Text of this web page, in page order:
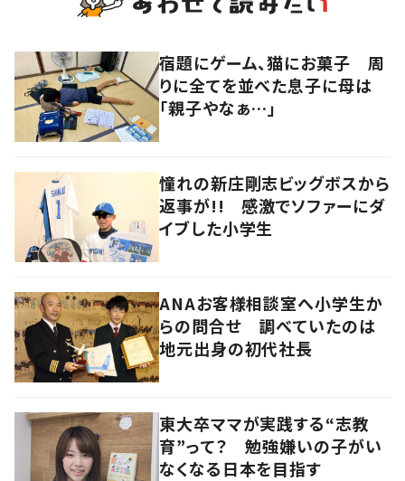
宿題にゲーム、猫にお菓子 周
りに全てを並べた息子に母は
「親子やなぁ…」
憧れの新庄剛志ビッグボスから
返事が!! 感激でソファーにダ
イブした小学生
ANAお客様相談室へ小学生か
らの問合せ 調べていたのは
地元出身の初代社長
東大卒ママが実践する“志教
育”って？ 勉強嫌いの子がい
なくなる日本を目指す